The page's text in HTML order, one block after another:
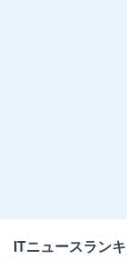
ITニュースラン